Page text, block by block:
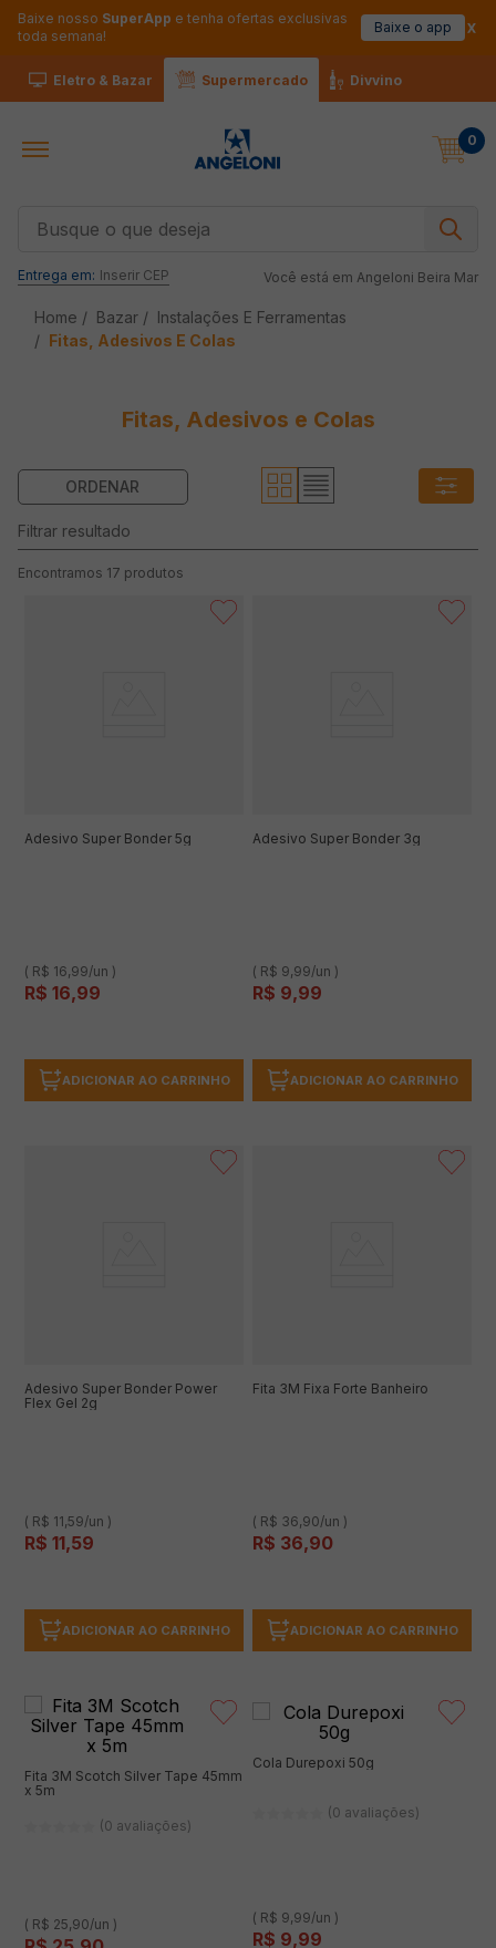
Baixe nosso SuperApp e tenha ofertas exclusivas
toda semana!
Baixe o app
Eletro & Bazar Supermercado Divvino
0
Você está em Angeloni Beira Mar
Entrega em: Inserir CEP
Bazar
Instalações E Ferramentas
Fitas, Adesivos E Colas
Fitas, Adesivos e Colas
17 produtos
Adesivo Super Bonder 5g
( R$ 16,99/un )
R$ 16,99
ADICIONAR AO CARRINHO
Adesivo Super Bonder 3g
( R$ 9,99/un )
R$ 9,99
ADICIONAR AO CARRINHO
Adesivo Super Bonder Power
Flex Gel 2g
( R$ 11,59/un )
R$ 11,59
ADICIONAR AO CARRINHO
Fita 3M Fixa Forte Banheiro
( R$ 36,90/un )
R$ 36,90
ADICIONAR AO CARRINHO
Fita 3M Scotch Silver Tape 45mm
x 5m
(0 avaliações)
( R$ 25,90/un )
Cola Durepoxi 50g
(0 avaliações)
( R$ 9,99/un )
R$ 9,99